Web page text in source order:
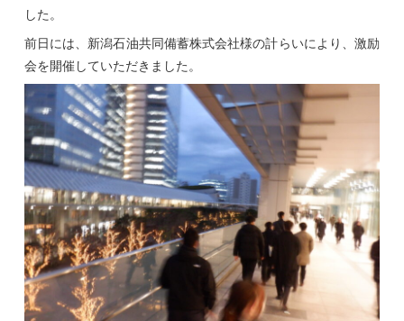
した。
前日には、新潟石油共同備蓄株式会社様の計らいにより、激励
会を開催していただきました。